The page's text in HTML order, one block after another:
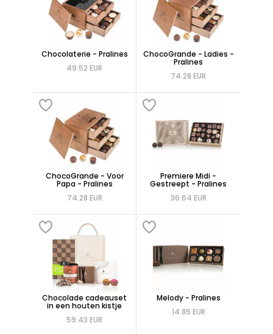
Chocolaterie - Pralines
49.52 EUR
ChocoGrande - Ladies -
Pralines
74.28 EUR
ChocoGrande - Voor
Papa - Pralines
74.28 EUR
Premiere Midi -
Gestreept - Pralines
36.64 EUR
Chocolade cadeauset
in een houten kistje
59.43 EUR
Melody - Pralines
14.85 EUR